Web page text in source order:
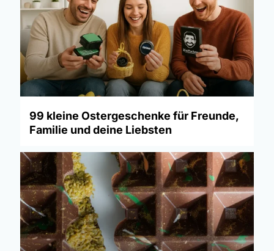
99 kleine Ostergeschenke für Freunde,
Familie und deine Liebsten